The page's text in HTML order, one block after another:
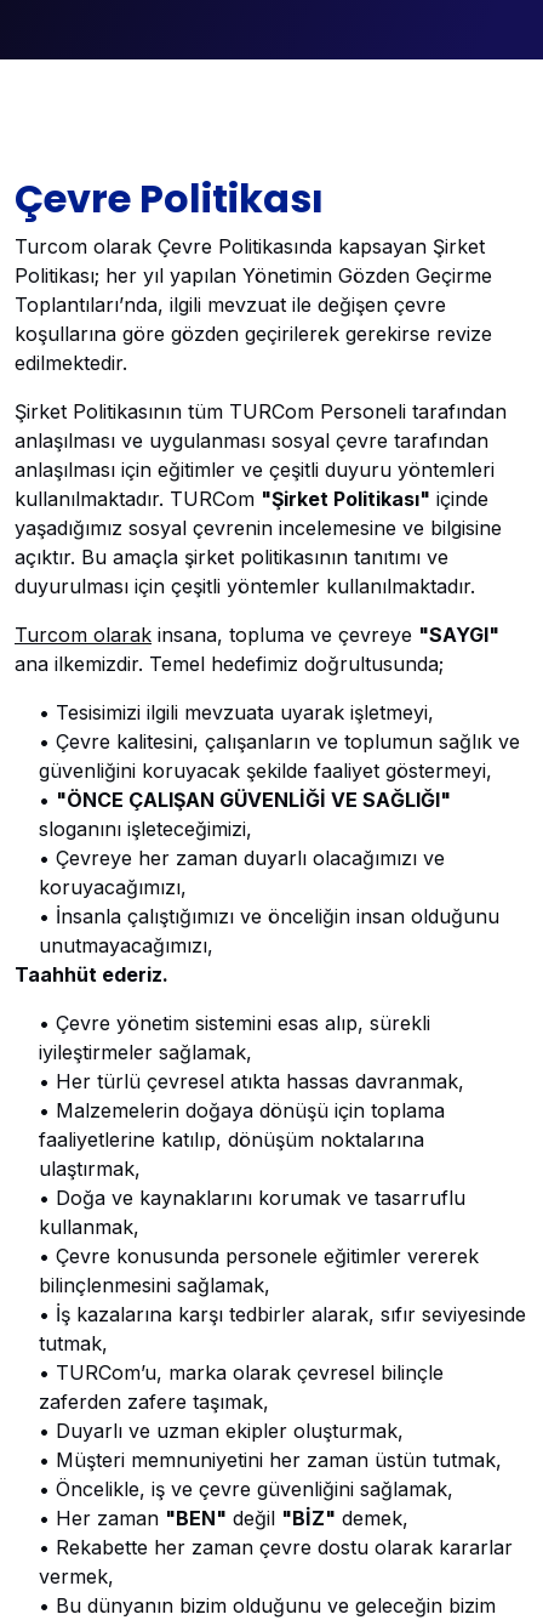
Çevre Politikası
Turcom olarak Çevre Politikasında kapsayan Şirket
Politikası; her yıl yapılan Yönetimin Gözden Geçirme
Toplantıları’nda, ilgili mevzuat ile değişen çevre
koşullarına göre gözden geçirilerek gerekirse revize
edilmektedir.
Şirket Politikasının tüm TURCom Personeli tarafından
anlaşılması ve uygulanması sosyal çevre tarafından
anlaşılması için eğitimler ve çeşitli duyuru yöntemleri
kullanılmaktadır. TURCom "Şirket Politikası" içinde
yaşadığımız sosyal çevrenin incelemesine ve bilgisine
açıktır. Bu amaçla şirket politikasının tanıtımı ve
duyurulması için çeşitli yöntemler kullanılmaktadır.
Turcom olarak insana, topluma ve çevreye "SAYGI"
ana ilkemizdir. Temel hedefimiz doğrultusunda;
• Tesisimizi ilgili mevzuata uyarak işletmeyi,
• Çevre kalitesini, çalışanların ve toplumun sağlık ve
güvenliğini koruyacak şekilde faaliyet göstermeyi,
• "ÖNCE ÇALIŞAN GÜVENLİĞİ VE SAĞLIĞI"
sloganını işleteceğimizi,
• Çevreye her zaman duyarlı olacağımızı ve
koruyacağımızı,
• İnsanla çalıştığımızı ve önceliğin insan olduğunu
unutmayacağımızı,
Taahhüt ederiz.
• Çevre yönetim sistemini esas alıp, sürekli
iyileştirmeler sağlamak,
• Her türlü çevresel atıkta hassas davranmak,
• Malzemelerin doğaya dönüşü için toplama
faaliyetlerine katılıp, dönüşüm noktalarına
ulaştırmak,
• Doğa ve kaynaklarını korumak ve tasarruflu
kullanmak,
• Çevre konusunda personele eğitimler vererek
bilinçlenmesini sağlamak,
• İş kazalarına karşı tedbirler alarak, sıfır seviyesinde
tutmak,
• TURCom’u, marka olarak çevresel bilinçle
zaferden zafere taşımak,
• Duyarlı ve uzman ekipler oluşturmak,
• Müşteri memnuniyetini her zaman üstün tutmak,
• Öncelikle, iş ve çevre güvenliğini sağlamak,
• Her zaman "BEN" değil "BİZ" demek,
• Rekabette her zaman çevre dostu olarak kararlar
vermek,
• Bu dünyanın bizim olduğunu ve geleceğin bizim